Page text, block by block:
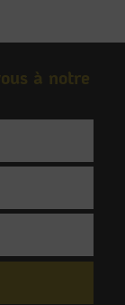
à notre